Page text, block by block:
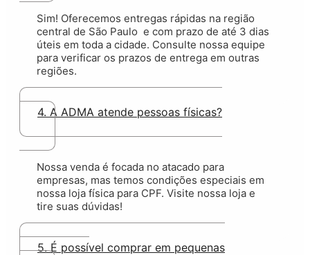
Sim! Oferecemos entregas rápidas na região
central de São Paulo e com prazo de até 3 dias
úteis em toda a cidade. Consulte nossa equipe
para verificar os prazos de entrega em outras
regiões.
4. A ADMA atende pessoas físicas?
Nossa venda é focada no atacado para
empresas, mas temos condições especiais em
nossa loja física para CPF. Visite nossa loja e
tire suas dúvidas!
5. É possível comprar em pequenas